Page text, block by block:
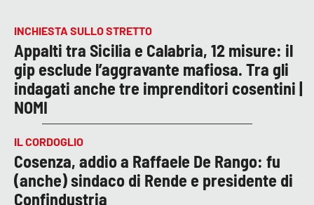
INCHIESTA SULLO STRETTO
Appalti tra Sicilia e Calabria, 12 misure: il
gip esclude l’aggravante mafiosa. Tra gli
indagati anche tre imprenditori cosentini |
NOMI
IL CORDOGLIO
Cosenza, addio a Raffaele De Rango: fu
(anche) sindaco di Rende e presidente di
Confindustria